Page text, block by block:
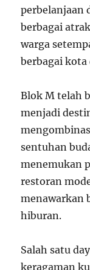
perbelanjaan
berbagai
warga
berbagai
Blok M telah
menjadi
sentuhan
menemukan
restoran
menawarkan
hiburan.
Salah satu
keragaman